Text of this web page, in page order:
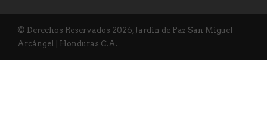
© Derechos Reservados 2026, Jardín de Paz San Miguel
Arcángel | Honduras C.A.